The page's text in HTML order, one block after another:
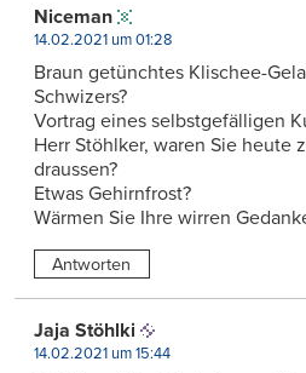
Niceman
14.02.2021 um 01:28
Braun getünchtes Klischee-
Schwizers?
Vortrag eines selbstgefälligen
Herr Stöhlker, waren Sie heute
draussen?
Etwas Gehirnfrost?
Wärmen Sie Ihre wirren
Antworten
Jaja Stöhlki
14.02.2021 um 15:44